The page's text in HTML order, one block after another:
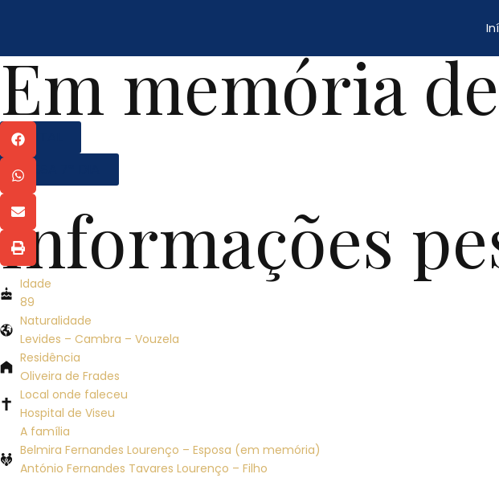
Em memória de
EDITAL
MISSA 7º DIA
Informações
Idade
89
Naturalidade
Levides – Cambra – Vouzela
Residência
Oliveira de Frades
Local onde faleceu
Hospital de Viseu
A família
Belmira Fernandes Lourenço – Esposa (em memória)
António Fernandes Tavares Lourenço – Filho